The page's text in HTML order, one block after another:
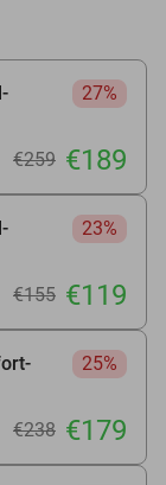
27%
€259 €189
23%
€155 €119
25%
€238 €179